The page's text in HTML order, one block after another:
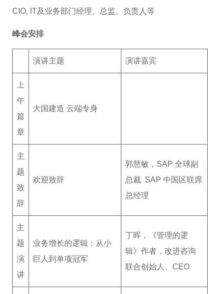
CIO, IT及业务部门经理、总监、负责人等
峰会安排
演讲主题 演讲嘉宾
上
午
篇
章
大国建造 云端专身
主
题
致
辞
欢迎致辞
郭慧敏，SAP 全球副
总裁 SAP 中国区联席
总经理
主
题
演
讲
业务增长的逻辑：从小
巨人到单项冠军
丁晖，《管理的逻
辑》作者，改进咨询
联合创始人、CEO